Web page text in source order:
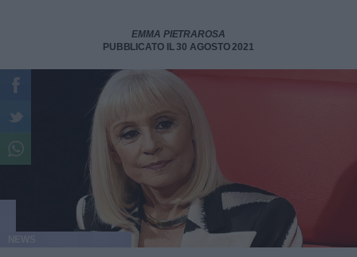
EMMA PIETRAROSA
PUBBLICATO IL 30 AGOSTO 2021